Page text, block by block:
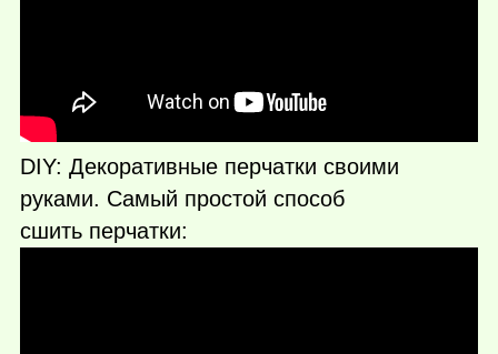
DIY: Декоративные перчатки своими
руками. Самый простой способ
сшить перчатки: